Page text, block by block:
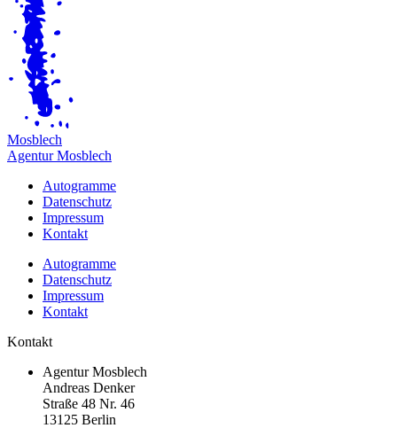
Mosblech
Agentur Mosblech
Autogramme
Datenschutz
Impressum
Kontakt
Autogramme
Datenschutz
Impressum
Kontakt
Kontakt
Agentur Mosblech
Andreas Denker
Straße 48 Nr. 46
13125 Berlin